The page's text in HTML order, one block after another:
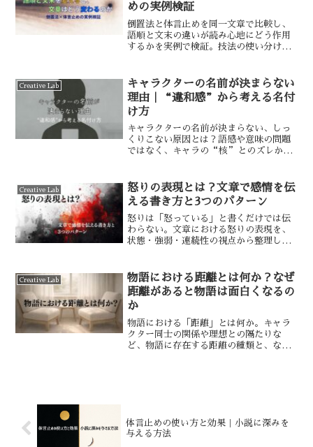
めの実例検証
倒置法と体言止めを同一文章で比較し、
語順と文末の違いが読み心地にどう作用
するかを実例で検証。技法の使い分けを
Creative Lab
キャラクターの名前が決まらない
理由｜“違和感”から考える名付
け方
キャラクターの名前が決まらない、しっ
くりこない原因とは？語感や意味の問題
ではなく、キャラの“核”とのズレから
Creative Lab
怒りの表現とは？文章で感情を伝
える書き方と3つのパターン
怒りは「怒っている」と書くだけでは伝
わらない。文章における怒りの表現を、
状態・強弱・連続性の視点から整理し、
Creative Lab
物語における距離とは何か？なぜ
距離があると物語は面白くなるの
か
物語における「距離」とは何か。キャラ
クター同士の関係や理想との隔たりな
ど、物語に存在する距離の種類と、なぜ
体言止めの使い方と効果｜小説に深みを
与える方法